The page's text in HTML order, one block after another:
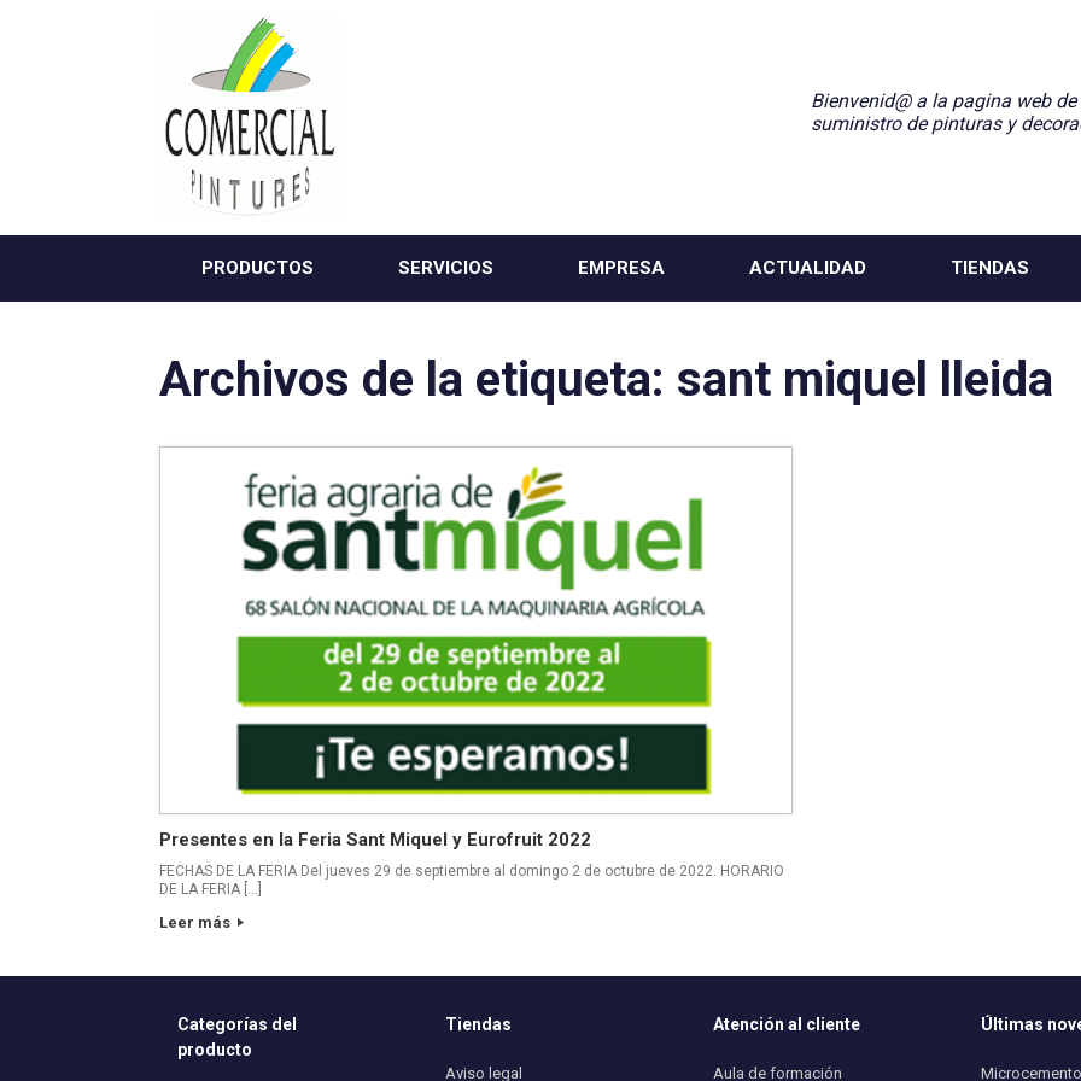
Bienvenid@ a la pagina web
suministro de pinturas y
PRODUCTOS SERVICIOS EMPRESA ACTUALIDAD TIENDAS
Archivos de la etiqueta: sant miquel lleida
Presentes en la Feria Sant Miquel y Eurofruit 2022
FECHAS DE LA FERIA Del jueves 29 de septiembre al domingo 2 de octubre de 2022. HORARIO
DE LA FERIA […]
Leer más
Categorías del
producto
Tiendas
Aviso legal
Atención al cliente
Aula de formación
Últimas